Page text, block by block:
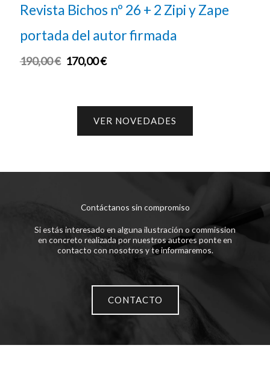
Revista Bichos nº 26 + 2 Zipi y Zape
portada del autor firmada
190,00€ 170,00€
VER NOVEDADES
Contáctanos sin compromiso
Si estás interesado en alguna ilustración o commission
en concreto realizada por nuestros autores ponte en
contacto con nosotros y te informaremos.
CONTACTO